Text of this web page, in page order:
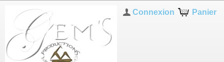
Panier
Connexion